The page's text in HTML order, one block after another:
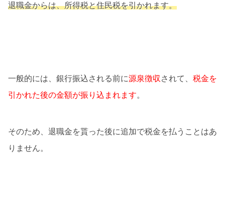
退職金からは、所得税と住民税を引かれます。
一般的には、銀行振込される前に源泉徴収 されて、 税金を
引かれた後の金額が振り込まれます。
そのため、退職金を貰った後に追加で税金を払うことはあ
りません。